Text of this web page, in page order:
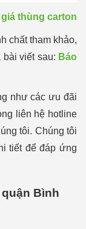
giá thùng carton
chất tham khảo,
bài viết sau: Báo
như các ưu đãi
liên hệ hotline
tôi. Chúng tôi
tiết để đáp ứng
Bình